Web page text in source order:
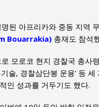
된 아프리카와 중동 지역
Bouarrakia) 총재도 참석
모로코 현지 경찰국 총사
술, 경찰삼단봉 운용’ 등
인 성과를 거두기도 했다.